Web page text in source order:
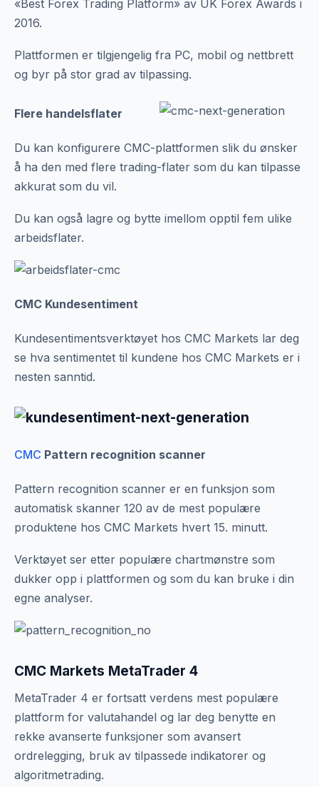
«Best Forex Trading Platform» av UK Forex Awards i
2016.
Plattformen er tilgjengelig fra PC, mobil og nettbrett
og byr på stor grad av tilpassing.
Flere handelsflater
Du kan konfigurere CMC-plattformen slik du ønsker
å ha den med flere trading-flater som du kan tilpasse
akkurat som du vil.
Du kan også lagre og bytte imellom opptil fem ulike
arbeidsflater.
CMC Kundesentiment
Kundesentimentsverktøyet hos CMC Markets lar deg
se hva sentimentet til kundene hos CMC Markets er i
nesten sanntid.
CMC Pattern recognition scanner
Pattern recognition scanner er en funksjon som
automatisk skanner 120 av de mest populære
produktene hos CMC Markets hvert 15. minutt.
Verktøyet ser etter populære chartmønstre som
dukker opp i plattformen og som du kan bruke i din
egne analyser.
CMC Markets MetaTrader 4
MetaTrader 4 er fortsatt verdens mest populære
plattform for valutahandel og lar deg benytte en
rekke avanserte funksjoner som avansert
ordrelegging, bruk av tilpassede indikatorer og
algoritmetrading.